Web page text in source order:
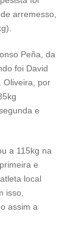
arremesso,
Peña, da
foi David
Oliveira, por
e
a 115kg na
e
local
isso,
assim a